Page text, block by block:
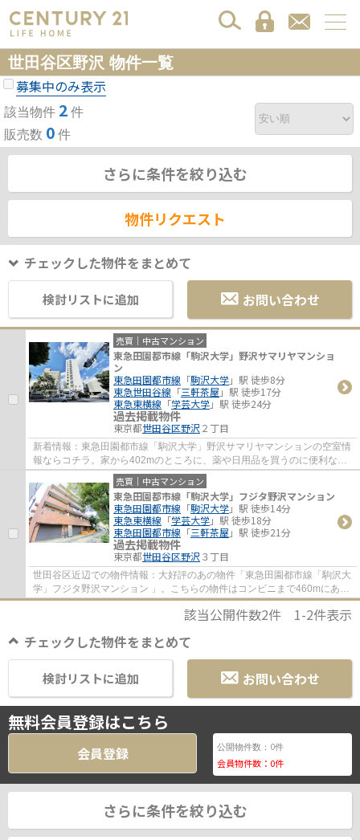
世田谷区野沢 物件一覧
募集中のみ表示
該当物件 2 件
販売数 0 件
さらに条件を絞り込む
物件リクエスト
チェックした物件をまとめて
検討リストに追加 お問い合わせ
売買｜中古マンション
東急田園都市線「駒沢大学」野沢サマリヤマンショ
ン
東急田園都市線 「駒沢大学」駅 徒歩8分
東急世田谷線 「三軒茶屋 」駅 徒歩17分
東急東横線 「学芸大学」駅 徒歩24分
過去掲載物件
東京都世田谷区野沢 ２丁目
新着情報：東急田園都市線「駒沢大学」野沢サマリヤマンションの空室情
報ならコチラ。家から402mのところに、薬や日用品を買うのに便利なト
モズ 上馬店があります。徒歩8分圏内に駅の...
売買｜中古マンション
東急田園都市線「駒沢大学」フジタ野沢マンション
東急田園都市線 「駒沢大学」駅 徒歩14分
東急東横線 「学芸大学」駅 徒歩18分
東急田園都市線 「三軒茶屋 」駅 徒歩21分
過去掲載物件
東京都世田谷区野沢 ３丁目
世田谷区近辺での物件情報：大好評のあの物件「東急田園都市線「駒沢大
学」フジタ野沢マンション 」。こちらの物件はコンビニまで460mにあり
ます。中古マンションなら、物件の購入もス...
該当公開件数2件 1-2件表示
チェックした物件をまとめて
お問い合わせ
検討リストに追加
無料会員登録はこちら
会員登録 公開物件数： 0件
会員物件数： 0件
さらに条件を絞り込む